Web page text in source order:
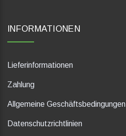
INFORMATIONEN
Lieferinformationen
Zahlung
Allgemeine Geschäftsbedingungen
Datenschutzrichtlinien